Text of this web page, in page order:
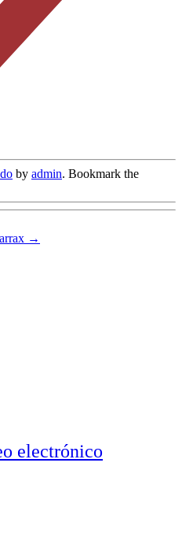
by admin. Bookmark the
→
electrónico